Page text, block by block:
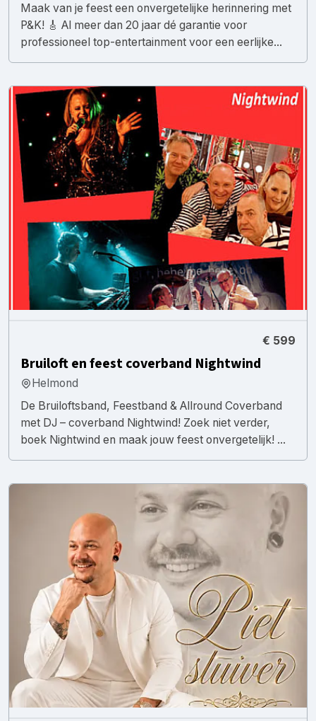
Maak van je feest een onvergetelijke herinnering met
P&K! 🎸 Al meer dan 20 jaar dé garantie voor
professioneel top-entertainment voor een eerlijke...
€ 599
Bruiloft en feest coverband Nightwind
Helmond
De Bruiloftsband, Feestband & Allround Coverband
met DJ – coverband Nightwind! Zoek niet verder,
boek Nightwind en maak jouw feest onvergetelijk! ...